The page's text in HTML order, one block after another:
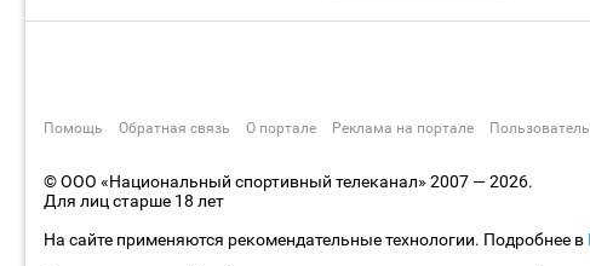
Помощь Обратная связь О портале Реклама на портале
© ООО «Национальный спортивный телеканал» 2007 — 2026.
Для лиц старше 18 лет
На сайте применяются рекомендательные технологии. Подробнее в